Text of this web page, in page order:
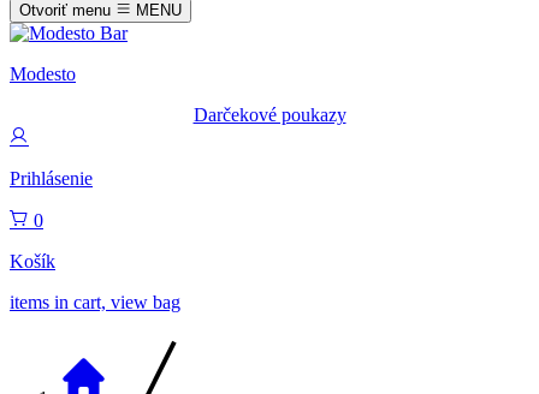
Otvoriť menu MENU
Modesto
Darčekové poukazy
Prihlásenie
0
Košík
items in cart, view bag